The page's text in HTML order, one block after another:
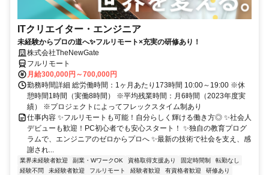
ITクリエイター・エンジニア
未経験からプロの道へ✨フルリモート×充実の研修あり！
株式会社TheNewGate
フルリモート
月給300,000円～700,000円
勤務時間詳細 総労働時間：1ヶ月あたり173時間 10:00～19:00 ※休
憩時間1時間（実働8時間） ※平均残業時間：月6時間（2023年度実
績） ※プロジェクトによってフレックスタイム制あり
仕事内容 ✨フルリモートも可能！自分らしく輝ける働き方◎ ✨社会人
デビューも歓迎！PC初心者でも安心スタート！ ✨独自の教育プログ
ラムで、エンジニアのゼロからプロへ ✨最新の技術で社会を支え、感
謝され...
業界未経験者歓迎 副業・WワークOK 資格取得支援あり 固定時間制
転勤なし
経験不問
未経験者歓迎 フルリモート 経験者歓迎 有資格者歓迎
研修あり